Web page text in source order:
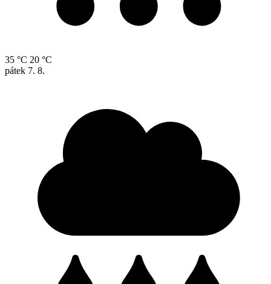
35 °C 20 °C
pátek 7. 8.